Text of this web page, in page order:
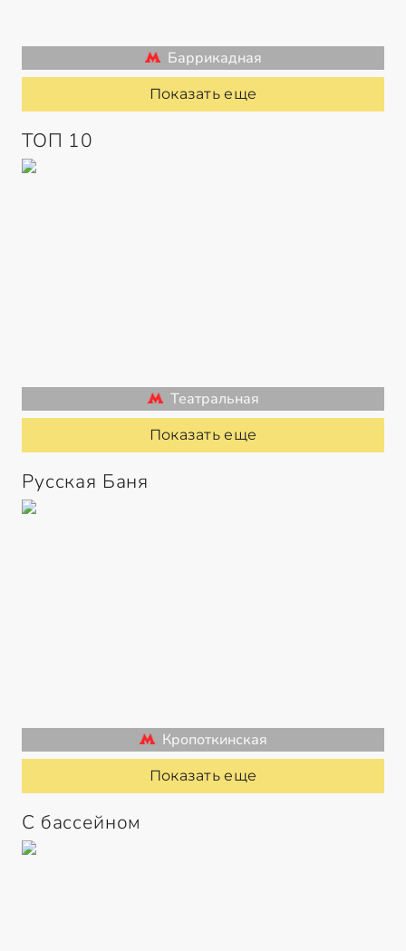
Баррикадная
Показать еще
ТОП 10
Театральная
Показать еще
Русская Баня
Кропоткинская
Показать еще
С бассейном